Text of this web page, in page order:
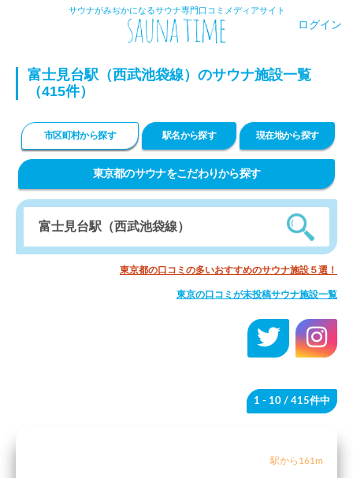
サウナがみぢかになるサウナ専門口コミメディアサイト
ログイン
富士見台駅（西武池袋線）のサウナ施設一覧
（415件）
市区町村から探す 駅名から探す 現在地から探す
東京都のサウナをこだわりから探す
東京都の口コミの多いおすすめのサウナ施設５選！
東京の口コミが未投稿サウナ施設一覧
1 - 10 / 415件中
駅から161m